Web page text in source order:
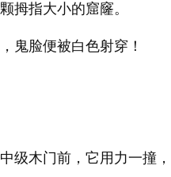
拇指大小的窟窿。
鬼脸便被白色射穿！
级木门前，它用力一撞